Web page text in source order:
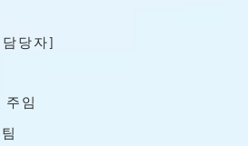
담당자
주임